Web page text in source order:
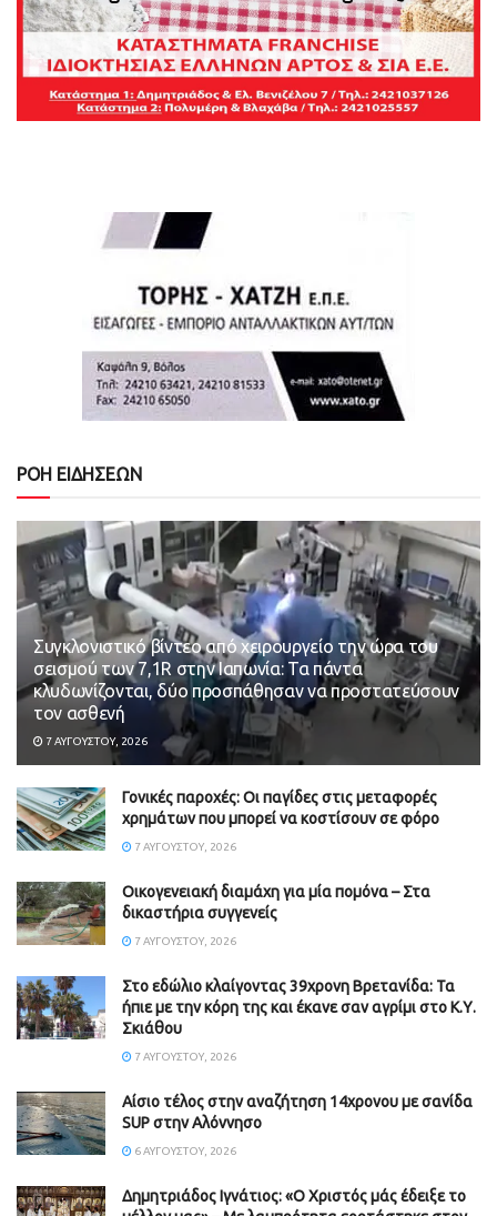
ΡΟΗ ΕΙΔΗΣΕΩΝ
Συγκλονιστικό βίντεο από χειρουργείο την ώρα του
σεισμού των 7,1R στην Ιαπωνία: Τα πάντα
κλυδωνίζονται, δύο προσπάθησαν να προστατεύσουν
τον ασθενή
7 ΑΥΓΟΎΣΤΟΥ, 2026
Γονικές παροχές: Οι παγίδες στις μεταφορές
χρημάτων που μπορεί να κοστίσουν σε φόρο
7 ΑΥΓΟΎΣΤΟΥ, 2026
Οικογενειακή διαμάχη για μία πομόνα – Στα
δικαστήρια συγγενείς
7 ΑΥΓΟΎΣΤΟΥ, 2026
Στο εδώλιο κλαίγοντας 39χρονη Βρετανίδα: Τα
ήπιε με την κόρη της και έκανε σαν αγρίμι στο Κ.Υ.
Σκιάθου
7 ΑΥΓΟΎΣΤΟΥ, 2026
Αίσιο τέλος στην αναζήτηση 14χρονου με σανίδα
SUP στην Αλόννησο
6 ΑΥΓΟΎΣΤΟΥ, 2026
Δημητριάδος Ιγνάτιος: «Ο Χριστός μάς έδειξε το